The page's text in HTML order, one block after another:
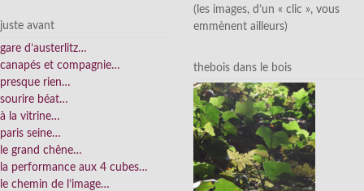
juste avant
gare d’austerlitz…
canapés et compagnie…
presque rien…
sourire béat…
à la vitrine…
paris seine…
le grand chêne…
la performance aux 4 cubes…
le chemin de l’image…
(les images, d’un « clic », vous
emmènent ailleurs)
thebois dans le bois